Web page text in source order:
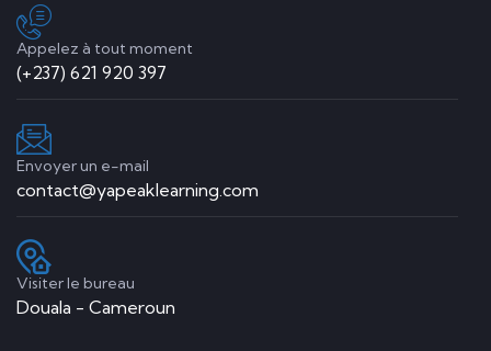
Appelez à tout moment
(+237) 621 920 397
Envoyer un e-mail
contact@yapeaklearning.com
Visiter le bureau
Douala - Cameroun